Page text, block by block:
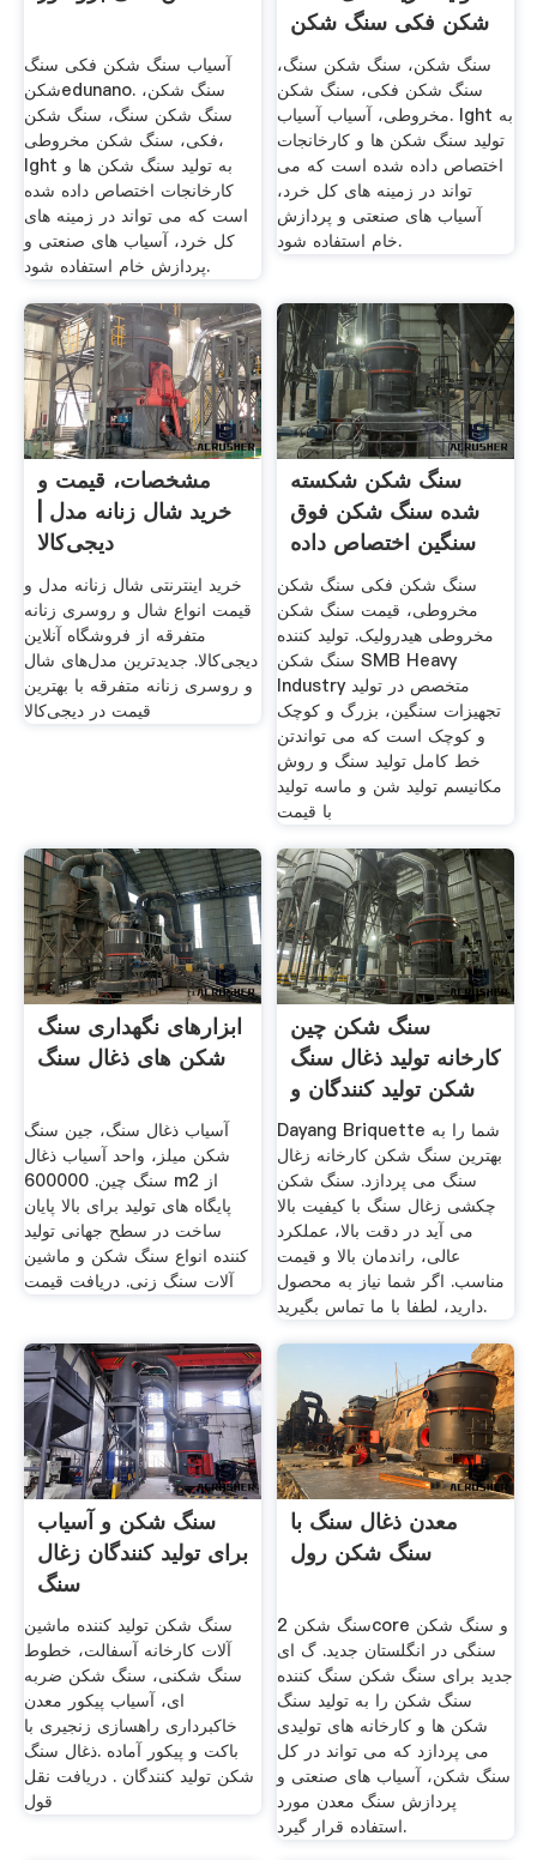
آسیاب سنگ شکن فکی سنگ
شکنedunano. سنگ شکن،
سنگ شکن سنگ، سنگ شکن
فکی، سنگ شکن مخروطی،
lght به تولید سنگ شکن ها و
کارخانجات اختصاص داده شده
است که می تواند در زمینه های
کل خرد، آسیاب های صنعتی و
پردازش خام استفاده شود.
شکن فکی سنگ شکن
سنگ شکن، سنگ شکن سنگ،
سنگ شکن فکی، سنگ شکن
مخروطی، آسیاب آسیاب. lght به
تولید سنگ شکن ها و کارخانجات
اختصاص داده شده است که می
تواند در زمینه های کل خرد،
آسیاب های صنعتی و پردازش
خام استفاده شود.
مشخصات، قیمت و
خرید شال زنانه مدل |
دیجی‌کالا
خرید اینترنتی شال زنانه مدل و
قیمت انواع شال و روسری زنانه
متفرقه از فروشگاه آنلاین
دیجی‌کالا. جدیدترین مدل‌های شال
و روسری زنانه متفرقه با بهترین
قیمت در دیجی‌کالا
سنگ شکن شکسته
شده سنگ شکن فوق
سنگین اختصاص داده
شده است
سنگ شکن فکی سنگ شکن
مخروطی، قیمت سنگ شکن
مخروطی هیدرولیک. تولید کننده
سنگ شکن SMB Heavy
Industry متخصص در تولید
تجهیزات سنگین، بزرگ و کوچک
و کوچک است که می تواندتن
خط کامل تولید سنگ و روش
مکانیسم تولید شن و ماسه تولید
با قیمت
ابزارهای نگهداری سنگ
شکن های ذغال سنگ
آسیاب ذغال سنگ، جین سنگ
شکن میلز، واحد آسیاب ذغال
سنگ چین. 600000 m2 از
پایگاه های تولید برای بالا پایان
ساخت در سطح جهانی تولید
کننده انواع سنگ شکن و ماشین
آلات سنگ زنی. دریافت قیمت
سنگ شکن چین
کارخانه تولید ذغال سنگ
شکن تولید کنندگان و
Dayang Briquette شما را به
بهترین سنگ شکن کارخانه زغال
سنگ می پردازد. سنگ شکن
چکشی زغال سنگ با کیفیت بالا
می آید در دقت بالا، عملکرد
عالی، راندمان بالا و قیمت
مناسب. اگر شما نیاز به محصول
دارید، لطفا با ما تماس بگیرید.
سنگ شکن و آسیاب
برای تولید کنندگان زغال
سنگ
سنگ شکن تولید کننده ماشین
آلات کارخانه آسفالت، خطوط
سنگ شکنی، سنگ شکن ضربه
ای، آسیاب پیکور معدن
خاکبرداری راهسازی زنجیری با
باکت و پیکور آماده .ذغال سنگ
شکن تولید کنندگان . دریافت نقل
قول
معدن ذغال سنگ با
سنگ شکن رول
سنگ شکن 2core و سنگ شکن
سنگی در انگلستان جدید. گ ای
جدید برای سنگ شکن سنگ کننده
سنگ شکن را به تولید سنگ
شکن ها و کارخانه های تولیدی
می پردازد که می تواند در کل
سنگ شکن، آسیاب های صنعتی و
پردازش سنگ معدن مورد
استفاده قرار گیرد.